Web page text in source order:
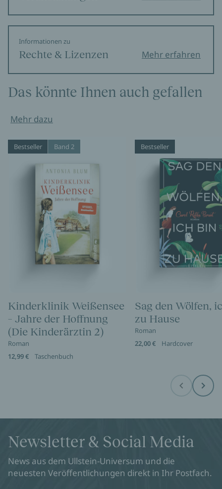
Informationen zu
Rechte & Lizenzen Mehr erfahren
Das könnte Ihnen auch gefallen
Mehr dazu
Bestseller Band 2
Kinderklinik Weißensee
– Jahre der Hoffnung
(Die Kinderärztin 2)
Roman
12,99 €
Taschenbuch
Bestseller
Sag den Wölfen,
zu Hause
Roman
22,00 €
Hardcover
Before Next
Newsletter & Social Media
News aus dem Ullstein-Universum und die
neuesten Veröffentlichungen direkt in Ihr Postfach.